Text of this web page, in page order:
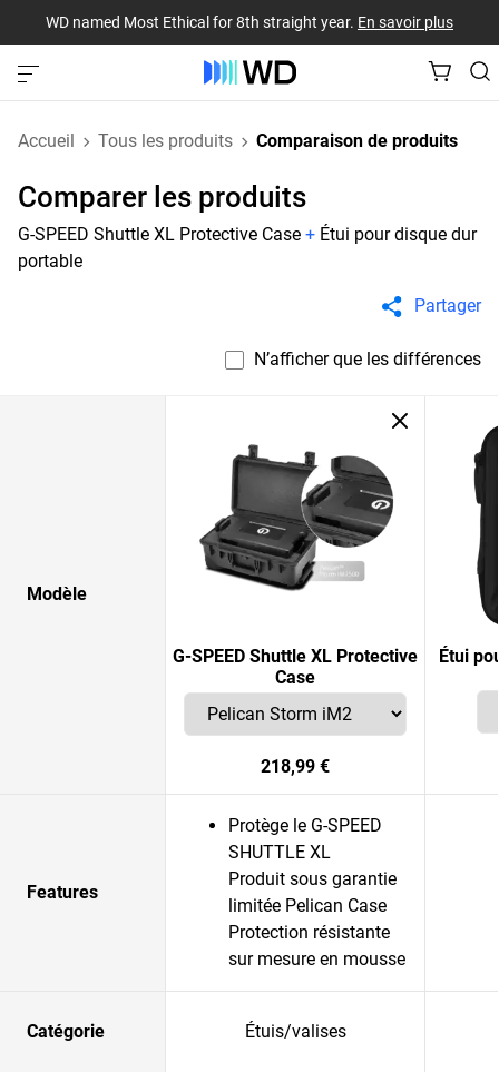
WD named Most Ethical for 8th straight year. En savoir plus
Accueil Tous les produits Comparaison de produits
Comparer les produits
G-SPEED Shuttle XL Protective Case + Étui pour disque dur
portable
Partager
N’afficher que les différences
Modèle
G-SPEED Shuttle XL Protective
Case
218,99 €
Étui
Features
Protège le G-SPEED
SHUTTLE XL
Produit sous garantie
limitée Pelican Case
Protection résistante
sur mesure en mousse
Catégorie Étuis/valises